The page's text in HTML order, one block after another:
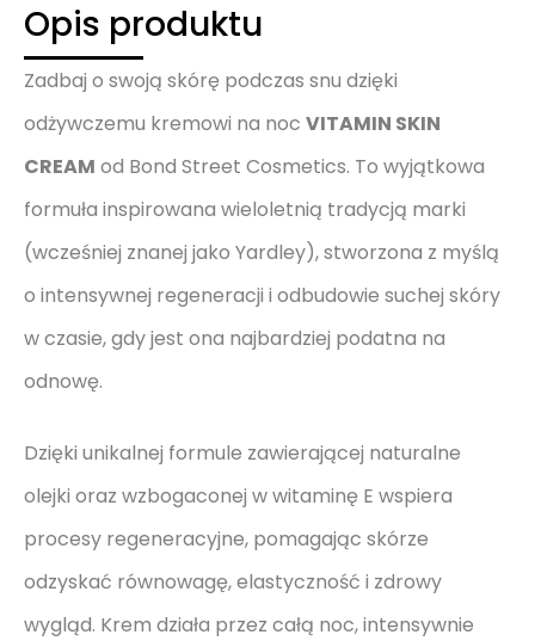
Opis produktu
Zadbaj o swoją skórę podczas snu dzięki
odżywczemu kremowi na noc VITAMIN SKIN
CREAM od Bond Street Cosmetics. To wyjątkowa
formuła inspirowana wieloletnią tradycją marki
(wcześniej znanej jako Yardley), stworzona z myślą
o intensywnej regeneracji i odbudowie suchej skóry
w czasie, gdy jest ona najbardziej podatna na
odnowę.
Dzięki unikalnej formule zawierającej naturalne
olejki oraz wzbogaconej w witaminę E wspiera
procesy regeneracyjne, pomagając skórze
odzyskać równowagę, elastyczność i zdrowy
wygląd. Krem działa przez całą noc, intensywnie